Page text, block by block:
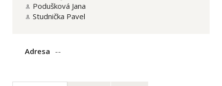
Podušková Jana
Studnička Pavel
Adresa --